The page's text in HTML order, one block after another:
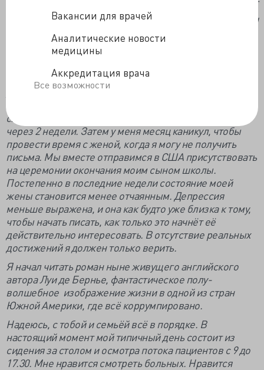
Вакансии для врачей
Аналитические новости
медицины
Аккредитация врача
Все возможности
Прости, но я медлил, собирая силы и уверенность для
ответа. Ты меня смутила, говоря о книгах и музыке.
Основная проблема в том, что моё нынешнее
состояние не позволяет мне то, чтобы хотелось: ни
других музыкантов, ни шанса пойти на концерт. Но я
следующей работой. А моя настоящая заканчивается
через 2 недели. Затем у меня месяц каникул, чтобы
провести время с женой, когда я могу не получить
письма. Мы вместе отправимся в США присутствовать
на церемонии окончания моим сыном школы.
Постепенно в последние недели состояние моей
жены становится менее отчаянным. Депрессия
меньше выражена, и она как будто уже близка к тому,
чтобы начать писать, как только это начнёт её
действительно интересовать. В отсутствие реальных
достижений я должен только верить.
Я начал читать роман ныне живущего английского
автора Луи де Бернье, фантастическое полу-
волшебное изображение жизни в одной из стран
Южной Америки, где всё коррумпировано.
Надеюсь, с тобой и семьёй всё в порядке. В
настоящий момент мой типичный день состоит из
сидения за столом и осмотра потока пациентов с 9 до
17.30. Мне нравится смотреть больных. Нравится